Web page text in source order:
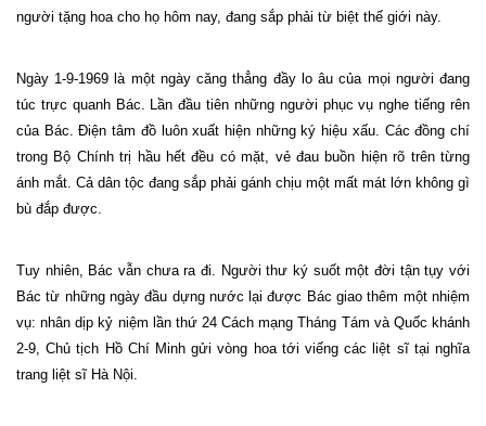
người tặng hoa cho họ hôm nay, đang sắp phải từ biệt thế giới này.
Ngày 1-9-1969 là một ngày căng thẳng đầy lo âu của mọi người đang
túc trực quanh Bác. Lần đầu tiên những người phục vụ nghe tiếng rên
của Bác. Điện tâm đồ luôn xuất hiện những ký hiệu xấu. Các đồng chí
trong Bộ Chính trị hầu hết đều có mặt, vẻ đau buồn hiện rõ trên từng
ánh mắt. Cả dân tộc đang sắp phải gánh chịu một mất mát lớn không gì
bù đắp được.
Tuy nhiên, Bác vẫn chưa ra đi. Người thư ký suốt một đời tận tụy với
Bác từ những ngày đầu dựng nước lại được Bác giao thêm một nhiệm
vụ: nhân dịp kỷ niệm lần thứ 24 Cách mạng Tháng Tám và Quốc khánh
2-9, Chủ tịch Hồ Chí Minh gửi vòng hoa tới viếng các liệt sĩ tại nghĩa
trang liệt sĩ Hà Nội.